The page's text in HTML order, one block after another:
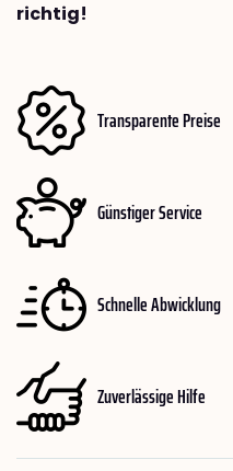
richtig!
Transparente Preise
Günstiger Service
Schnelle Abwicklung
Zuverlässige Hilfe